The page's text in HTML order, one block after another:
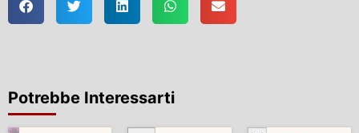
Potrebbe Interessarti